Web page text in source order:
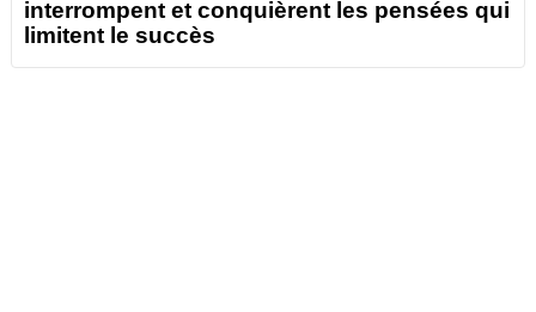
interrompent et conquièrent les pensées qui
limitent le succès